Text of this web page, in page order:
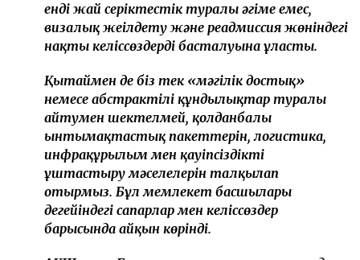
енді жай серіктестік туралы әңгіме емес,
визалық жеңілдету және реадмиссия жөніндегі
нақты келіссөздердің басталуына ұласты.
Қытаймен де біз тек «мәңгілік достық»
немесе абстрактілі құндылықтар туралы
айтумен шектелмей, қолданбалы
ынтымақтастық пакеттерін, логистика,
инфрақұрылым мен қауіпсіздікті
ұштастыру мәселелерін талқылап
отырмыз. Бұл мемлекет басшылары
деңгейіндегі сапарлар мен келіссөздер
барысында айқын көрінді.